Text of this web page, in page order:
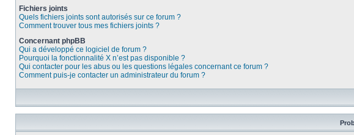
Fichiers joints
Quels fichiers joints sont autorisés sur ce forum ?
Comment trouver tous mes fichiers joints ?
Concernant phpBB
Qui a développé ce logiciel de forum ?
Pourquoi la fonctionnalité X n’est pas disponible ?
Qui contacter pour les abus ou les questions légales concernant ce forum ?
Comment puis-je contacter un administrateur du forum ?